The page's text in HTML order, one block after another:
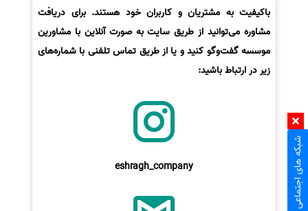
باکیفیت به مشتریان و کاربران خود هستند. برای دریافت
مشاوره می‌توانید از طریق سایت به صورت آنلاین با مشاورین
موسسه گفت‌وگو کنید و یا از طریق تماس تلفنی با شماره‌های
زیر در ارتباط باشید:
eshragh_company شبکه های اجتماعی